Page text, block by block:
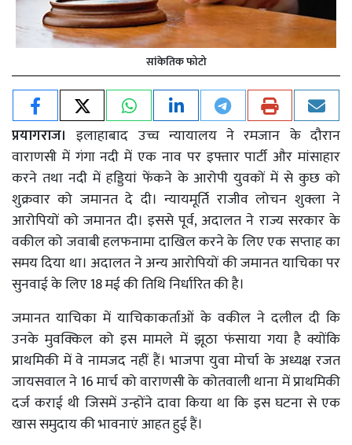
सांकेतिक फोटो
प्रयागराज। इलाहाबाद उच्च न्यायालय ने रमजान के दौरान
वाराणसी में गंगा नदी में एक नाव पर इफ्तार पार्टी और मांसाहार
करने तथा नदी में हड्डियां फेंकने के आरोपी युवकों में से कुछ को
शुक्रवार को जमानत दे दी। न्यायमूर्ति राजीव लोचन शुक्ला ने
आरोपियों को जमानत दी। इससे पूर्व, अदालत ने राज्य सरकार के
वकील को जवाबी हलफनामा दाखिल करने के लिए एक सप्ताह का
समय दिया था। अदालत ने अन्य आरोपियों की जमानत याचिका पर
सुनवाई के लिए 18 मई की तिथि निर्धारित की है।
जमानत याचिका में याचिकाकर्ताओं के वकील ने दलील दी कि
उनके मुवक्किल को इस मामले में झूठा फंसाया गया है क्योंकि
प्राथमिकी में वे नामजद नहीं हैं। भाजपा युवा मोर्चा के अध्यक्ष रजत
जायसवाल ने 16 मार्च को वाराणसी के कोतवाली थाना में प्राथमिकी
दर्ज कराई थी जिसमें उन्होंने दावा किया था कि इस घटना से एक
खास समुदाय की भावनाएं आहत हुई हैं।